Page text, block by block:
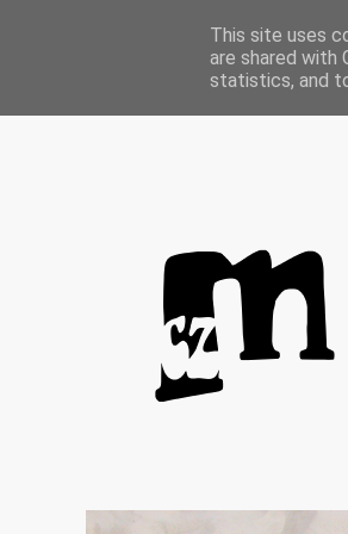
Strona głównaThis site uses
are shared with
statistics, and